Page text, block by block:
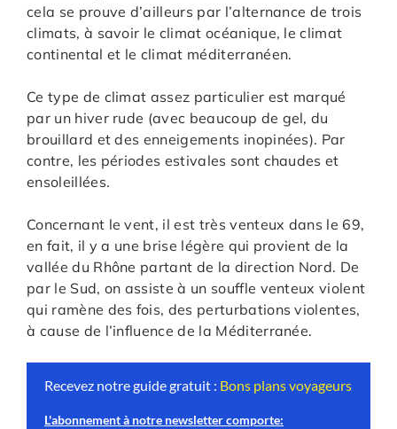
cela se prouve d’ailleurs par l’alternance de trois
climats, à savoir le climat océanique, le climat
continental et le climat méditerranéen.
Ce type de climat assez particulier est marqué
par un hiver rude (avec beaucoup de gel, du
brouillard et des enneigements inopinées). Par
contre, les périodes estivales sont chaudes et
ensoleillées.
Concernant le vent, il est très venteux dans le 69,
en fait, il y a une brise légère qui provient de la
vallée du Rhône partant de la direction Nord. De
par le Sud, on assiste à un souffle venteux violent
qui ramène des fois, des perturbations violentes,
à cause de l’influence de la Méditerranée.